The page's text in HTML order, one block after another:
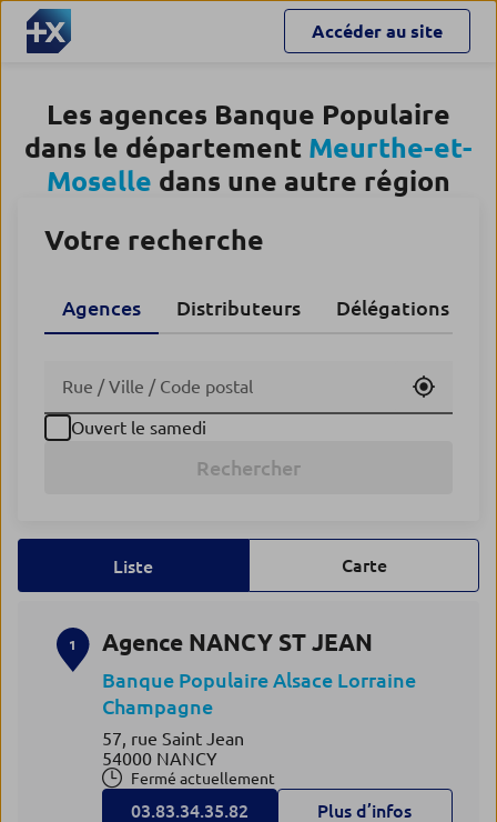
Accéder au site
Les agences Banque Populaire
dans le département Meurthe-et-
Moselle dans une autre région
Votre recherche
Agences Distributeurs Délégations
Utiliser
Ouvert le samedi
Rechercher
Liste Carte
1 Agence NANCY ST JEAN
Banque Populaire Alsace Lorraine
Champagne
57, rue Saint Jean
54000 NANCY
Fermé actuellement
03.83.34.35.82 Plus d’infos